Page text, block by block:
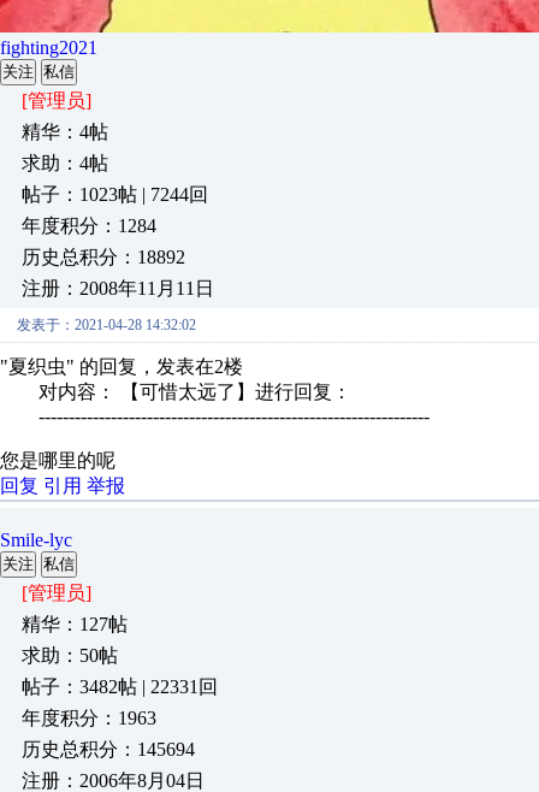
fighting2021
关注 私信
[管理员]
精华：4帖
求助：4帖
帖子：1023帖 | 7244回
年度积分：1284
历史总积分：18892
注册：2008年11月11日
发表于：2021-04-28 14:32:02
"夏织虫" 的回复，发表在2楼
对内容： 【可惜太远了】进行回复：
-----------------------------------------------------------------
您是哪里的呢
回复 引用 举报
Smile-lyc
关注 私信
[管理员]
精华：127帖
求助：50帖
帖子：3482帖 | 22331回
年度积分：1963
历史总积分：145694
注册：2006年8月04日